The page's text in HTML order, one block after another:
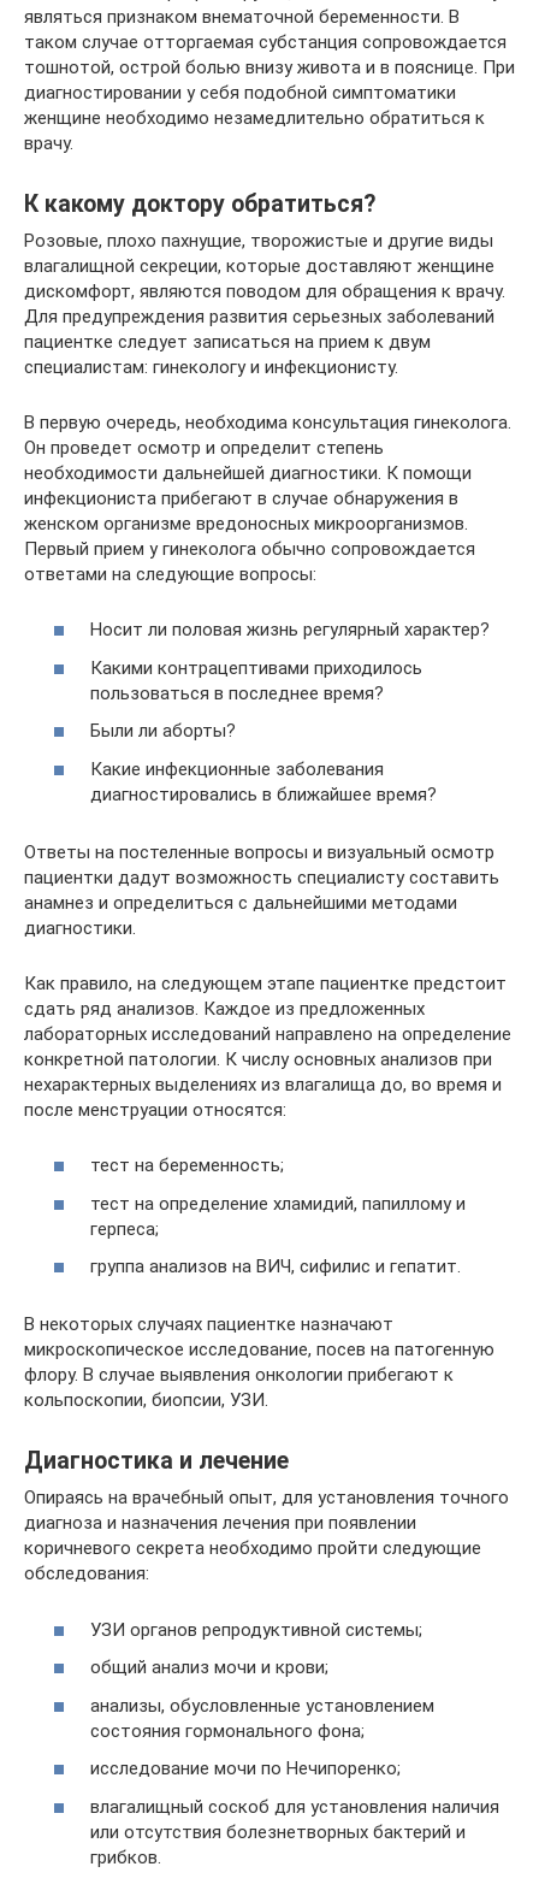
являться признаком внематочной беременности. В
таком случае отторгаемая субстанция сопровождается
тошнотой, острой болью внизу живота и в пояснице. При
диагностировании у себя подобной симптоматики
женщине необходимо незамедлительно обратиться к
врачу.
К какому доктору обратиться?
Розовые, плохо пахнущие, творожистые и другие виды
влагалищной секреции, которые доставляют женщине
дискомфорт, являются поводом для обращения к врачу.
Для предупреждения развития серьезных заболеваний
пациентке следует записаться на прием к двум
специалистам: гинекологу и инфекционисту.
В первую очередь, необходима консультация гинеколога.
Он проведет осмотр и определит степень
необходимости дальнейшей диагностики. К помощи
инфекциониста прибегают в случае обнаружения в
женском организме вредоносных микроорганизмов.
Первый прием у гинеколога обычно сопровождается
ответами на следующие вопросы:
Носит ли половая жизнь регулярный характер?
Какими контрацептивами приходилось
пользоваться в последнее время?
Были ли аборты?
Какие инфекционные заболевания
диагностировались в ближайшее время?
Ответы на постеленные вопросы и визуальный осмотр
пациентки дадут возможность специалисту составить
анамнез и определиться с дальнейшими методами
диагностики.
Как правило, на следующем этапе пациентке предстоит
сдать ряд анализов. Каждое из предложенных
лабораторных исследований направлено на определение
конкретной патологии. К числу основных анализов при
нехарактерных выделениях из влагалища до, во время и
после менструации относятся:
тест на беременность;
тест на определение хламидий, папиллому и
герпеса;
группа анализов на ВИЧ, сифилис и гепатит.
В некоторых случаях пациентке назначают
микроскопическое исследование, посев на патогенную
флору. В случае выявления онкологии прибегают к
кольпоскопии, биопсии, УЗИ.
Диагностика и лечение
Опираясь на врачебный опыт, для установления точного
диагноза и назначения лечения при появлении
коричневого секрета необходимо пройти следующие
обследования:
УЗИ органов репродуктивной системы;
общий анализ мочи и крови;
анализы, обусловленные установлением
состояния гормонального фона;
исследование мочи по Нечипоренко;
влагалищный соскоб для установления наличия
или отсутствия болезнетворных бактерий и
грибков.